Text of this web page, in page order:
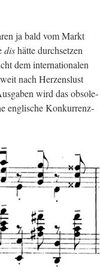
ja bald vom Markt
dishätte durch­set­zen
dem in­ter­na­tio­na­len
nach Her­zens­lust
wird das ob­so­le­
eng­li­sche Kon­kur­renz­